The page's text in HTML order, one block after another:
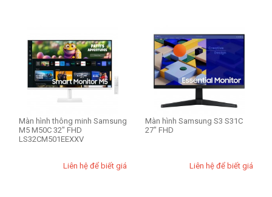
Màn hình thông minh Samsung
M5 M50C 32" FHD
LS32CM501EEXXV
Liên hệ để biết giá
Màn hình Samsung S3 S31C
27" FHD
Liên hệ để biết giá